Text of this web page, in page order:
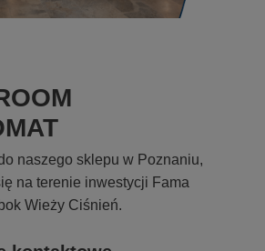
naszego sklepu w Poznaniu,
na terenie inwestycji Fama
Wieży Ciśnień.